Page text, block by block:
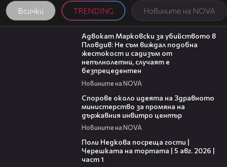
Всички TRENDING Новините на NOVA
01:06
Адвокат Марковски за убийството в
Пловдив: Не съм виждал подобна
жестокост и садизъм от
непълнолетни, случаят е
безпрецедентен
Новините на NOVA
Спорове около идеята на Здравното
министерство за промяна на
държавния инвитро център
Новините на NOVA
Поли Недкова посреща гости |
Черешката на тортата | 5 авг. 2026 |
част 1